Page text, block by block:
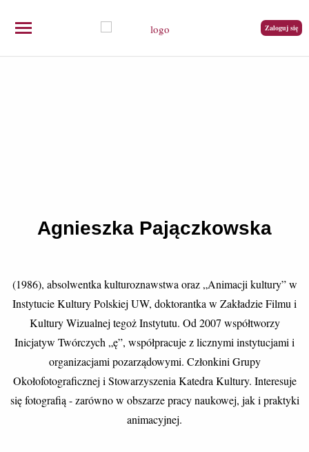
Zaloguj się
Agnieszka Pajączkowska
(1986), absolwentka kulturoznawstwa oraz „Animacji kultury” w
Instytucie Kultury Polskiej UW, doktorantka w Zakładzie Filmu i
Kultury Wizualnej tegoż Instytutu. Od 2007 współtworzy
Inicjatyw Twórczych „ę”, współpracuje z licznymi instytucjami i
organizacjami pozarządowymi. Członkini Grupy
Okołofotograficznej i Stowarzyszenia Katedra Kultury. Interesuje
się fotografią - zarówno w obszarze pracy naukowej, jak i praktyki
animacyjnej.